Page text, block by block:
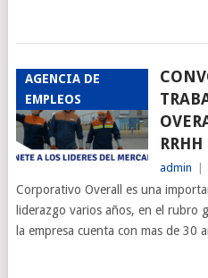
AGENCIA DE
EMPLEOS
RRHH
admin
Corporativo Overall es una
liderazgo varios años, en el rubro
la empresa cuenta con mas de 30